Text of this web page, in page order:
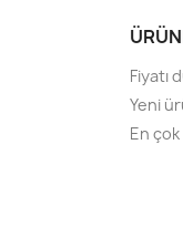
Fiyatı
Yeni
En